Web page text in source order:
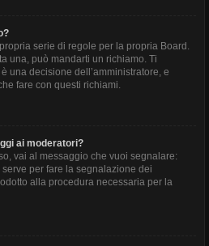
serie di regole per la propria Board.
una, può mandarti un richiamo. Ti
una decisione dell’amministratore, e
fare con questi richiami.
ai moderatori?
vai al messaggio che vuoi segnalare:
per fare la segnalazione dei
alla procedura necessaria per la